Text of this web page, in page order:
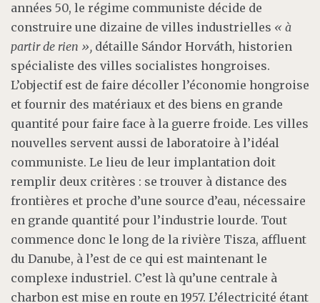
années 50, le régime communiste décide de
construire une dizaine de villes industrielles « à
partir de rien », détaille Sándor Horváth, historien
spécialiste des villes socialistes hongroises.
L’objectif est de faire décoller l’économie hongroise
et fournir des matériaux et des biens en grande
quantité pour faire face à la guerre froide. Les villes
nouvelles servent aussi de laboratoire à l’idéal
communiste. Le lieu de leur implantation doit
remplir deux critères : se trouver à distance des
frontières et proche d’une source d’eau, nécessaire
en grande quantité pour l’industrie lourde. Tout
commence donc le long de la rivière Tisza, affluent
du Danube, à l’est de ce qui est maintenant le
complexe industriel. C’est là qu’une centrale à
charbon est mise en route en 1957. L’électricité étant